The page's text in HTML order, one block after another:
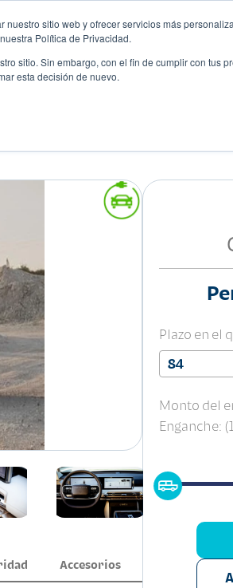
sitio web y ofrecer servicios más
Política de Privacidad.
sitio. Sin embargo, con el fin de cumplir con tus
esta decisión de nuevo.
Accesorios
Plazo en el
84
Monto del
Enganche: